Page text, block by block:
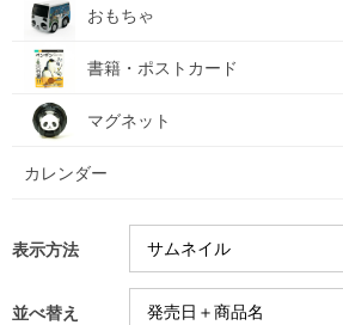
おもちゃ
書籍・ポストカード
マグネット
カレンダー
表示方法
並べ替え